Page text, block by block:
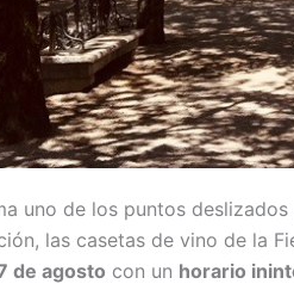
uno de los puntos
las casetas de vino de la
de agosto con un horario